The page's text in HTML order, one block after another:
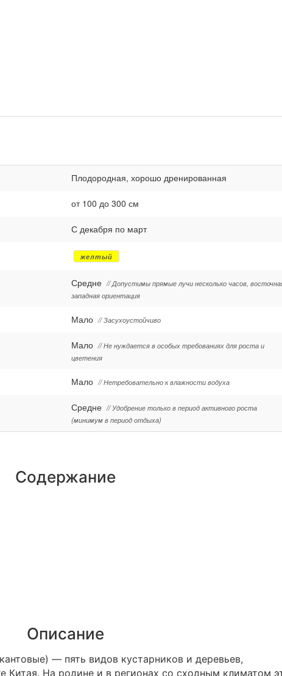
Плодородная, хорошо дренированная
от 100 до 300 см
С декабря по март
желтый
Средне // Допустимы прямые лучи несколько часов,
западная ориентация
Мало // Засухоустойчиво
Мало // Не нуждается в особых требованиях для роста и
цветения
Мало // Нетребовательно к влажности водуха
Средне // Удобрение только в период активного роста
(минимум в период отдыха)
Содержание
Описание
― пять видов кустарников и деревьев,
Китая. На родине и в регионах со сходным климатом